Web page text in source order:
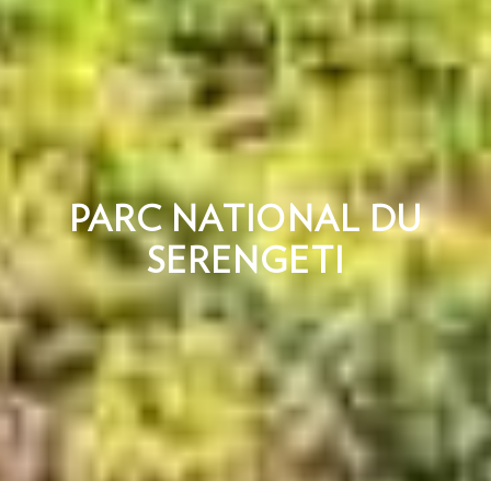
PARC NATIONAL DU
SERENGETI